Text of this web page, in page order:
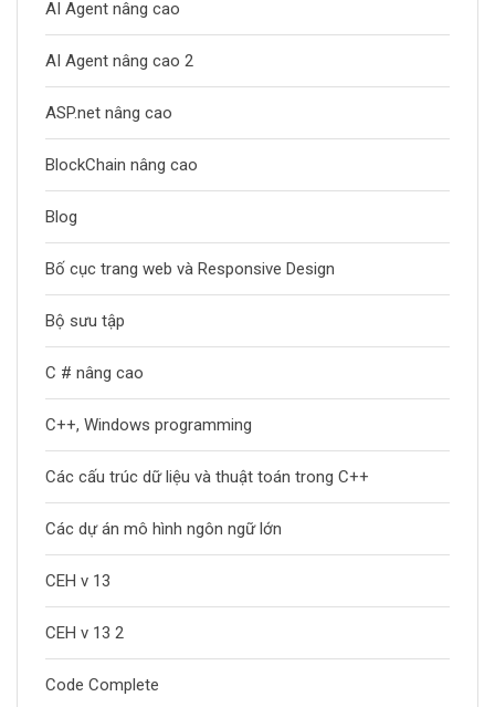
AI Agent nâng cao
AI Agent nâng cao 2
ASP.net nâng cao
BlockChain nâng cao
Blog
Bố cục trang web và Responsive Design
Bộ sưu tập
C # nâng cao
C++, Windows programming
Các cấu trúc dữ liệu và thuật toán trong C++
Các dự án mô hình ngôn ngữ lớn
CEH v 13
CEH v 13 2
Code Complete